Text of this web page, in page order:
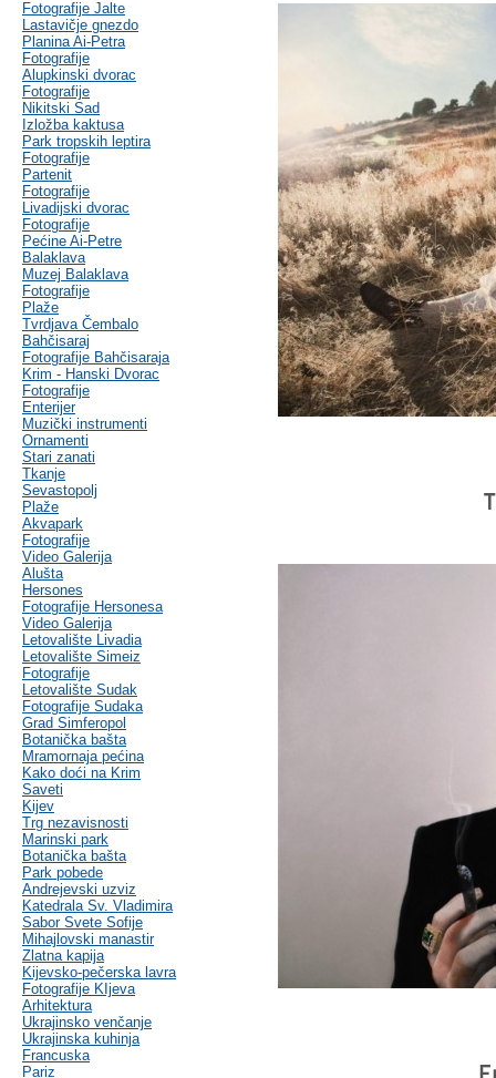
Fotografije Jalte
Lastavičje gnezdo
Planina Ai-Petra
Fotografije
Alupkinski dvorac
Fotografije
Nikitski Sad
Izložba kaktusa
Park tropskih leptira
Fotografije
Partenit
Fotografije
Livadijski dvorac
Fotografije
Pećine Ai-Petre
Balaklava
Muzej Balaklava
Fotografije
Plaže
Tvrdjava Čembalo
Bahčisaraj
Fotografije Bahčisaraja
Krim - Hanski Dvorac
Fotografije
Enterijer
Muzički instrumenti
Ornamenti
Stari zanati
Tkanje
Sevastopolj
Plaže
Akvapark
Fotografije
Video Galerija
Alušta
Hersones
Fotografije Hersonesa
Video Galerija
Letovalište Livadia
Letovalište Simeiz
Fotografije
Letovalište Sudak
Fotografije Sudaka
Grad Simferopol
Botanička bašta
Mramornaja pećina
Kako doći na Krim
Saveti
Kijev
Trg nezavisnosti
Marinski park
Botanička bašta
Park pobede
Andrejevski uzviz
Katedrala Sv. Vladimira
Sabor Svete Sofije
Mihajlovski manastir
Zlatna kapija
Kijevsko-pečerska lavra
Fotografije KIjeva
Arhitektura
Ukrajinsko venčanje
Ukrajinska kuhinja
Francuska
Pariz